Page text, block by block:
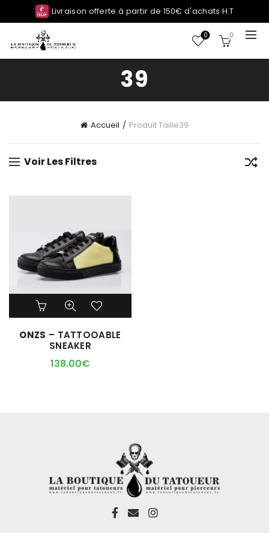
Livraison offerte à partir de 150€ d'achats H.T
0 0
39
Accueil Produit Taille39
Voir Les Filtres
Ce
produit
plusieurs
variations.
Les
ONZS – TATTOOABLE
SNEAKER
138.00€